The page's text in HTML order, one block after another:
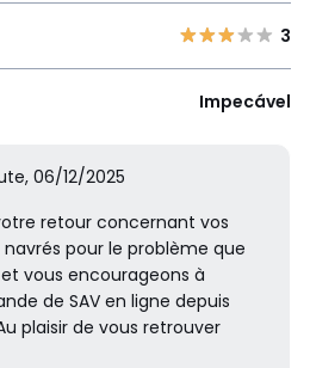
3
Impecável
06/12/2025
retour concernant vos
pour le problème que
vous encourageons à
de SAV en ligne depuis
plaisir de vous retrouver